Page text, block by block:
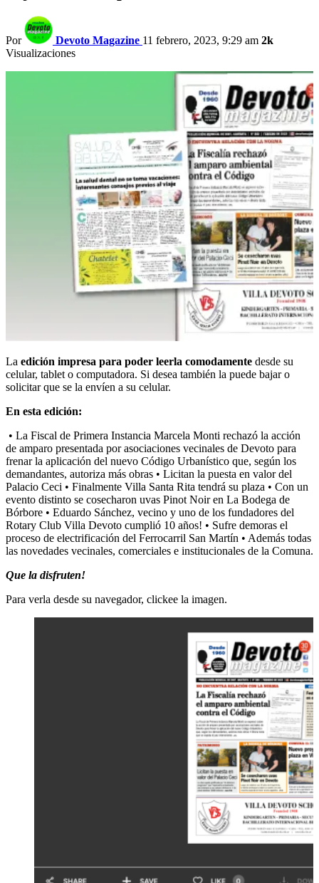
Por Devoto Magazine 11 febrero, 2023, 9:29 am 2k
Visualizaciones
La edición impresa para poder leerla comodamente desde su
celular, tablet o computadora. Si desea también la puede bajar o
solicitar que se la envíen a su celular.
En esta edición:
• La Fiscal de Primera Instancia Marcela Monti rechazó la acción
de amparo presentada por asociaciones vecinales de Devoto para
frenar la aplicación del nuevo Código Urbanístico que, según los
demandantes, autoriza más obras • Licitan la puesta en valor del
Palacio Ceci • Finalmente Villa Santa Rita tendrá su plaza • Con un
evento distinto se cosecharon uvas Pinot Noir en La Bodega de
Bórbore • Eduardo Sánchez, vecino y uno de los fundadores del
Rotary Club Villa Devoto cumplió 10 años! • Sufre demoras el
proceso de electrificación del Ferrocarril San Martín • Además todas
las novedades vecinales, comerciales e institucionales de la Comuna.
Que la disfruten!
Para verla desde su navegador, clickee la imagen.